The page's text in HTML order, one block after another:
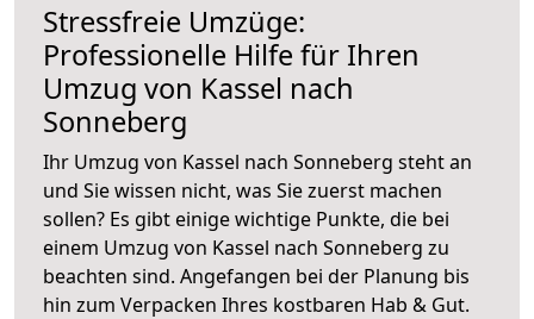
Stressfreie Umzüge:
Professionelle Hilfe für Ihren
Umzug von Kassel nach
Sonneberg
Ihr Umzug von Kassel nach Sonneberg steht an
und Sie wissen nicht, was Sie zuerst machen
sollen? Es gibt einige wichtige Punkte, die bei
einem Umzug von Kassel nach Sonneberg zu
beachten sind. Angefangen bei der Planung bis
hin zum Verpacken Ihres kostbaren Hab & Gut.